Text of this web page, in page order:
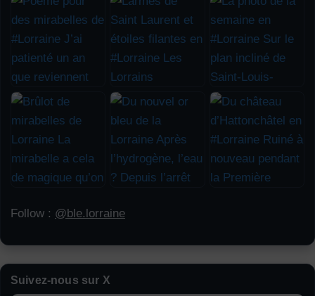
Follow : @ble.lorraine
Suivez-nous sur X